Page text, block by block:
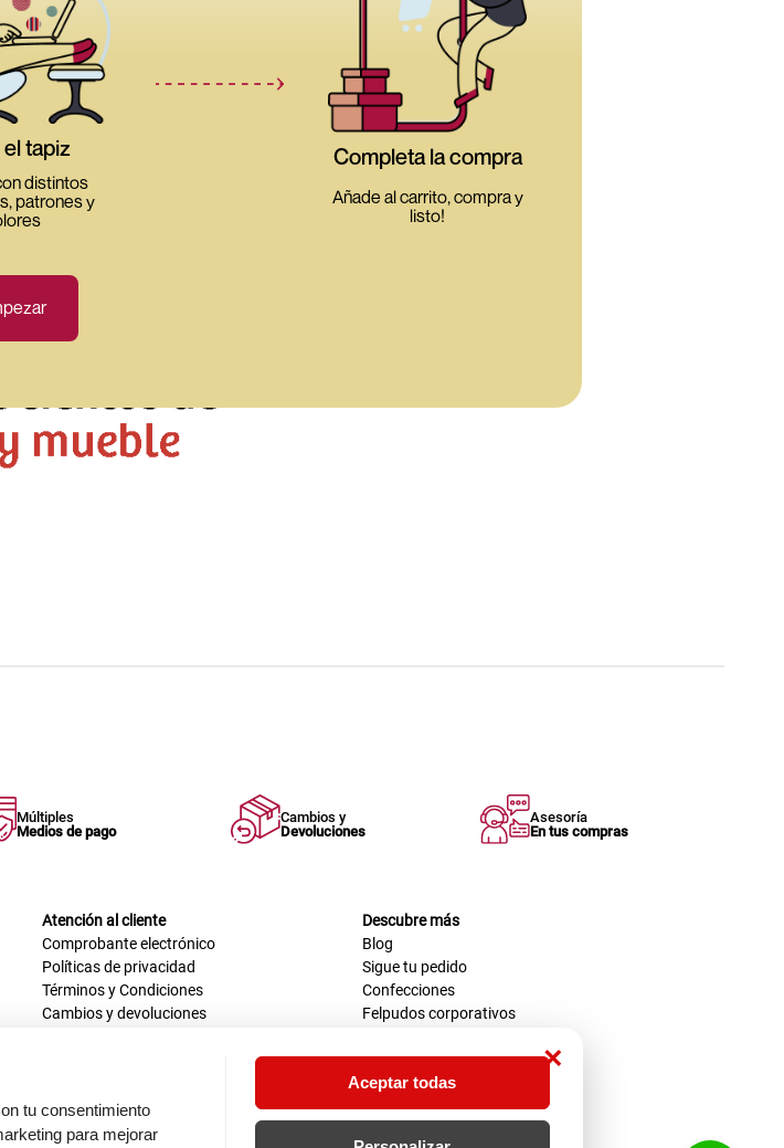
×
tu consentimiento
para mejorar
Aceptar todas
Múltiples
Medios de pago
Cambios y
Devoluciones
Asesoría
En tus compras
Atención al cliente
Comprobante electrónico
Políticas de privacidad
Términos y Condiciones
Cambios y devoluciones
Descubre más
Blog
Sigue tu pedido
Confecciones
Felpudos corporativos